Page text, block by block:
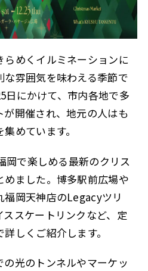
めくイルミネーションに
雰囲気を味わえる季節で
日にかけて、市内各地で多
開催され、地元の人はも
めています。
岡で楽しめる最新のクリス
ました。博多駅前広場や
岡天神店のLegacyツリ
スケートリンクなど、定
しくご紹介します。
光のトンネルやマーケッ